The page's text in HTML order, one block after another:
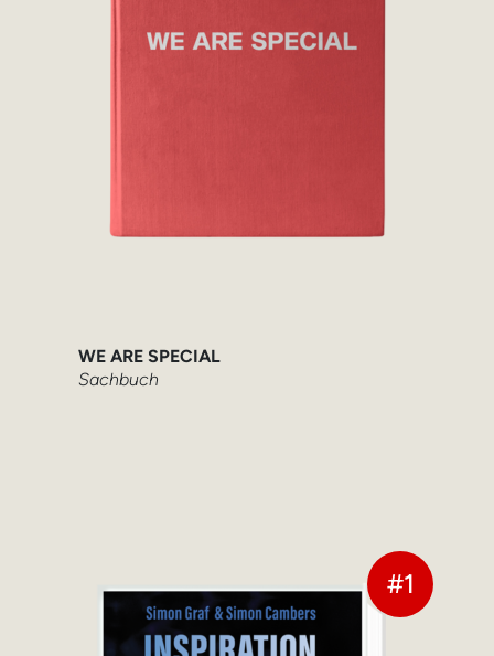
WE ARE SPECIAL
Sachbuch
#1